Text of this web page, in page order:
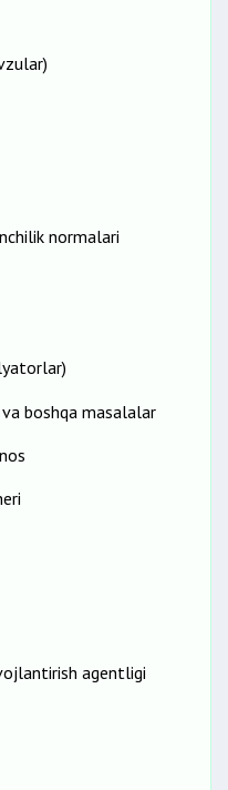
normalari
boshqa masalalar
agentligi